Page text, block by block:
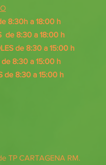
8:30h a 18:00 h
de 8:30 a 18:00 h
de 8:30 a 15:00 h
de 8:30 a 15:00 h
de 8:30 a 15:00 h
TP CARTAGENA RM.